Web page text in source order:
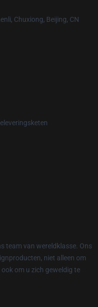
Chuxiong, Beijing, CN
team van wereldklasse. Ons
niet alleen om
om u zich geweldig te